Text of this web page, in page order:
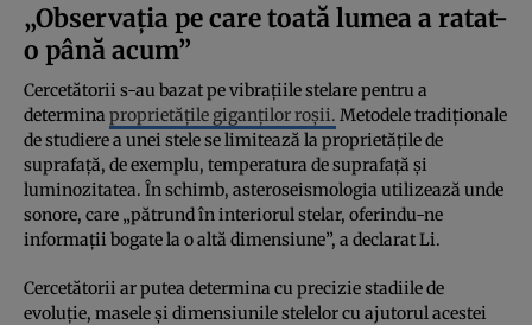
„Observația pe care toată lumea a ratat-
o până acum”
Cercetătorii s-au bazat pe vibrațiile stelare pentru a
determina proprietățile giganților roșii. Metodele tradiționale
de studiere a unei stele se limitează la proprietățile de
suprafață, de exemplu, temperatura de suprafață și
luminozitatea. În schimb, asteroseismologia utilizează unde
sonore, care „pătrund în interiorul stelar, oferindu-ne
informații bogate la o altă dimensiune”, a declarat Li.
Cercetătorii ar putea determina cu precizie stadiile de
evoluție, masele și dimensiunile stelelor cu ajutorul acestei